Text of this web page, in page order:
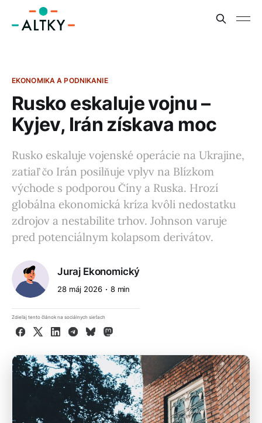
EKONOMIKA A PODNIKANIE
Rusko eskaluje vojnu –
Kyjev, Irán získava moc
Rusko eskaluje vojenské operácie na Ukrajine,
zatiaľ čo Irán posilňuje vplyv na Blízkom
východe s podporou Číny a Ruska. Hrozí
globálna ekonomická kríza kvôli nedostatku
zdrojov a nestabilite trhov. Johnson varuje
pred potenciálnym kolapsom derivátov.
Juraj Ekonomický
28 máj 2026 8 min
Zdieľaj tento článok na sociálnych sieťach
Facebook
X LinkedInTelegram
BlueskyMastodon